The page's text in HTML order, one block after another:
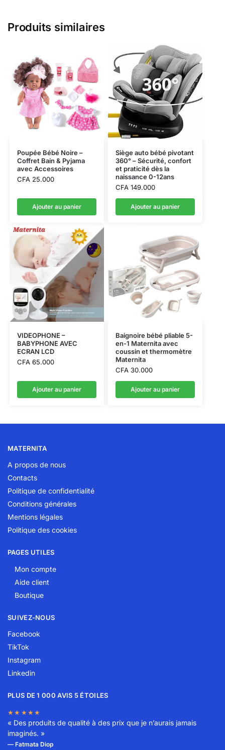
Produits similaires
Poupée Bébé Noire –
Coffret Bain & Pyjama
avec Accessoires
CFA25.000
Ajouter au panier
Siège auto bébé pivotant
360° – Sécurité, confort
et praticité dès la
naissance 0-12ans
CFA149.000
Ajouter au panier
VIDEOPHONE –
BABYPHONE AVEC
ECRAN LCD
CFA65.000
Ajouter au panier
Baignoire bébé pliable 5-
en-1 Maternita avec
coussin et thermomètre
Maternita
CFA30.000
Ajouter au panier
MATERNITA
A propos de nous
Contacts
Politique de confidentialité
Conditions générales
Mentions légales
Politique des cookies
PAGES UTILES
Mon compte
Aide client
Boutique
SUIVEZ-NOUS
Facebook
TikTok
Instagram
Linkedin
PLUS DE 1 000 AVIS 5 ÉTOILES
★★★★★
« Des produits de qualité à des prix que je n’aurais jamais
imaginés. »
— Fatmata Diop